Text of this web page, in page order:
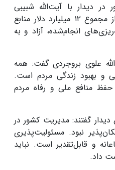
در دیدار با آیت‌الله‌ شبیبی
از مجموع ۱۲ میلیارد دلار منابع
انجام‌شده، آزاد و به
علوی بروجردی گفت: همه
و بهبود زندگی مردم است.
منافع ملی و رفاه مردم
دیدار گفتند: مدیریت کشور در
نبود. مسئولیت‌پذیری
و قابل‌تقدیر است. نباید
داد.